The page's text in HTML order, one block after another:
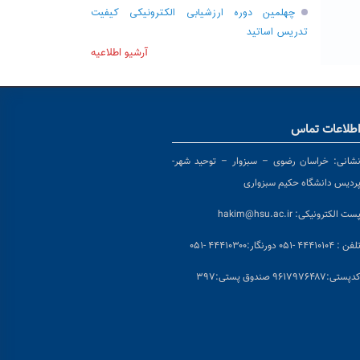
چهلمین دوره ارزشیابی الکترونیکی کیفیت
تدریس اساتید
آرشیو اطلاعیه
تماس
خراسان رضوی – سبزوار – توحید شهر-
دانشگاه حکیم سبزواری
الکترونیکی: hakim@hsu.ac.ir
: ۴۴۴۱۰۱۰۴ -۰۵۱ دورنگار:۴۴۴۱۰۳۰۰ -۰۵۱
پستی:۹۶۱۷۹۷۶۴۸۷ صندوق پستی:۳۹۷